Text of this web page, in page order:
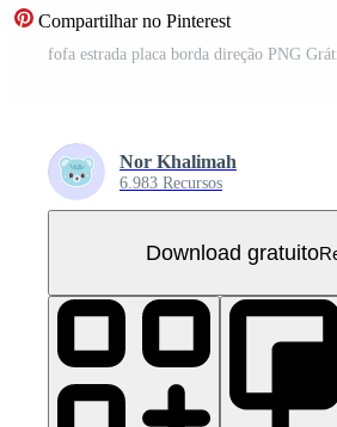
Compartilhar no Pinterest
fofa estrada placa borda direção PNG
Nor Khalimah
6.983 Recursos
Download gratuito